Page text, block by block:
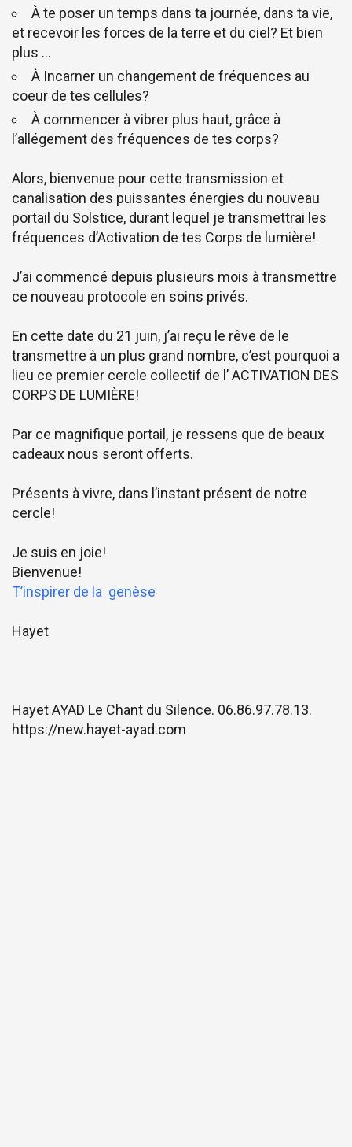
À te poser un temps dans ta journée, dans ta vie,
et recevoir les forces de la terre et du ciel? Et bien
plus …
À Incarner un changement de fréquences au
coeur de tes cellules?
À commencer à vibrer plus haut, grâce à
l’allégement des fréquences de tes corps?
Alors, bienvenue pour cette transmission et
canalisation des puissantes énergies du nouveau
portail du Solstice, durant lequel je transmettrai les
fréquences d’Activation de tes Corps de lumière!
J’ai commencé depuis plusieurs mois à transmettre
ce nouveau protocole en soins privés.
En cette date du 21 juin, j’ai reçu le rêve de le
transmettre à un plus grand nombre, c’est pourquoi a
lieu ce premier cercle collectif de l’ ACTIVATION DES
CORPS DE LUMIÈRE!
Par ce magnifique portail, je ressens que de beaux
cadeaux nous seront offerts.
Présents à vivre, dans l’instant présent de notre
cercle!
Je suis en joie!
Bienvenue!
T’inspirer de la genèse
Hayet
Hayet AYAD Le Chant du Silence. 06.86.97.78.13.
https://new.hayet-ayad.com